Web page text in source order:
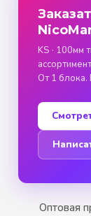
KS · 100мм
От 1 блока.
Оптовая